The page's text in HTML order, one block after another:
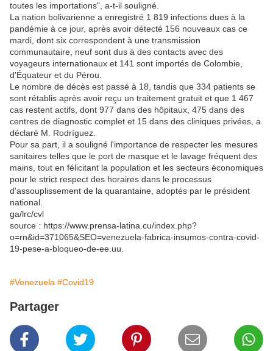
toutes les importations", a-t-il souligné.
La nation bolivarienne a enregistré 1 819 infections dues à la
pandémie à ce jour, après avoir détecté 156 nouveaux cas ce
mardi, dont six correspondent à une transmission
communautaire, neuf sont dus à des contacts avec des
voyageurs internationaux et 141 sont importés de Colombie,
d'Équateur et du Pérou.
Le nombre de décès est passé à 18, tandis que 334 patients se
sont rétablis après avoir reçu un traitement gratuit et que 1 467
cas restent actifs, dont 977 dans des hôpitaux, 475 dans des
centres de diagnostic complet et 15 dans des cliniques privées, a
déclaré M. Rodríguez.
Pour sa part, il a souligné l'importance de respecter les mesures
sanitaires telles que le port de masque et le lavage fréquent des
mains, tout en félicitant la population et les secteurs économiques
pour le strict respect des horaires dans le processus
d'assouplissement de la quarantaine, adoptés par le président
national.
ga/lrc/cvl
source : https://www.prensa-latina.cu/index.php?
o=rn&id=371065&SEO=venezuela-fabrica-insumos-contra-covid-
19-pese-a-bloqueo-de-ee.uu.
#Venezuela #Covid19
Partager